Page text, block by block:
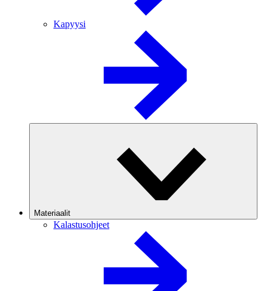
Kapyysi
Materiaalit
Kalastusohjeet